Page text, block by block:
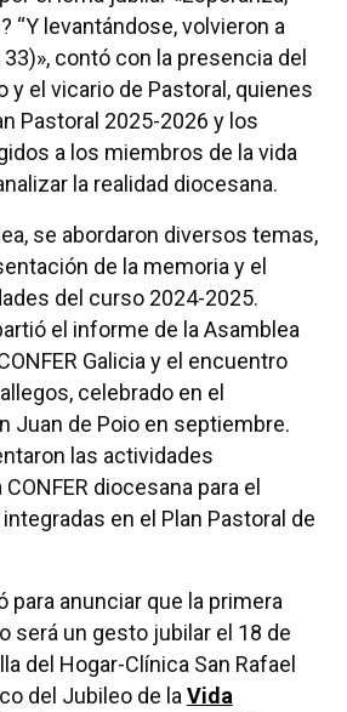
“Y levantándose, volvieron a
33)», contó con la presencia del
y el vicario de Pastoral, quienes
Pastoral 2025-2026 y los
a los miembros de la vida
la realidad diocesana.
se abordaron diversos temas,
de la memoria y el
del curso 2024-2025.
el informe de la Asamblea
Galicia y el encuentro
celebrado en el
Juan de Poio en septiembre.
las actividades
diocesana para el
en el Plan Pastoral de
para anunciar que la primera
será un gesto jubilar el 18 de
del Hogar-Clínica San Rafael
del Jubileo de la Vida